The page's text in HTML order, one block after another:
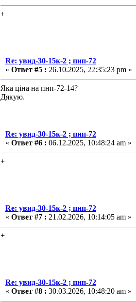
+
Re: увид-30-15к-2 ; пнп-72
« Ответ #5 : 26.10.2025, 22:35:23 pm »
Яка ціна на пнп-72-14?
Дякую.
Re: увид-30-15к-2 ; пнп-72
« Ответ #6 : 06.12.2025, 10:48:24 am »
+
Re: увид-30-15к-2 ; пнп-72
« Ответ #7 : 21.02.2026, 10:14:05 am »
+
Re: увид-30-15к-2 ; пнп-72
« Ответ #8 : 30.03.2026, 10:48:20 am »